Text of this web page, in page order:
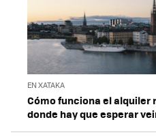
EN XATAKA
Cómo funciona el alquiler
donde hay que esperar